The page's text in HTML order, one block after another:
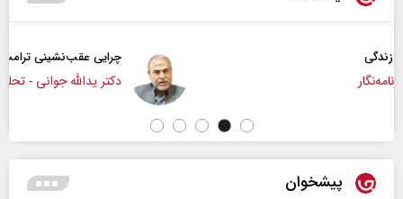
چرایی عقب‌نشینی ترامپ؟
دکتر یدالله جوانی - تحلیلگر مسائل سیاسی
پیشخوان